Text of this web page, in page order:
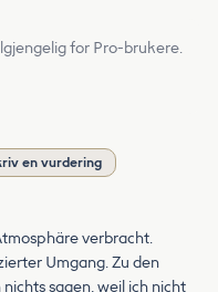
for Pro-brukere.
en vurdering
verbracht.
Umgang. Zu den
sagen, weil ich nicht